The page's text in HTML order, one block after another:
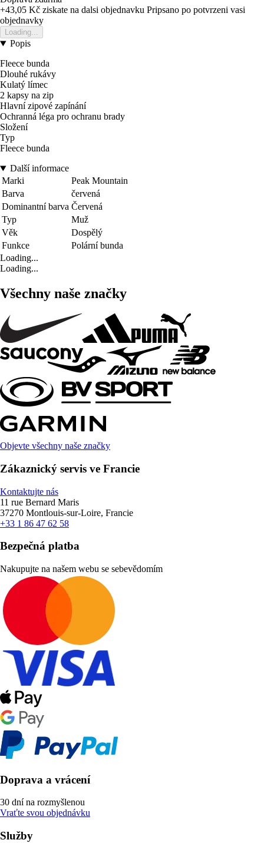
+43,05 Kč ziskate na dalsi objednavku Pripsano po potvrzeni vasi
objednavky
Loading...
Popis
Fleece bunda
Dlouhé rukávy
Kulatý límec
2 kapsy na zip
Hlavní zipové zapínání
Ochranná léga pro ochranu brady
Složení
Typ
Fleece bunda
Další informace
Marki
Peak Mountain
Barva
červená
Dominantní barva Červená
Typ
Muž
Věk
Dospělý
Funkce
Polární bunda
Loading...
Loading...
Všechny naše značky
Objevte všechny naše značky
Zákaznický servis ve Francie
Kontaktujte nás
11 rue Bernard Maris
37270 Montlouis-sur-Loire, Francie
+33 1 86 47 62 58
Bezpečná platba
Nakupujte na našem webu se sebevědomím
Doprava a vrácení
30 dní na rozmyšlenou
Vraťte svou objednávku
Služby